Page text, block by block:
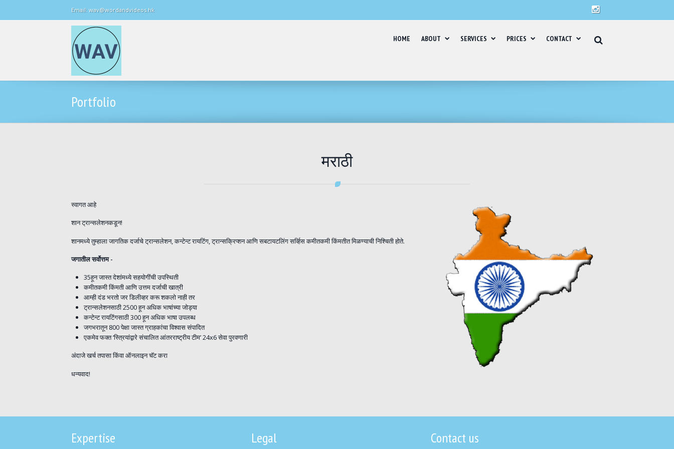
Email: wav@wordandvideos.hk
HOME ABOUT SERVICES PRICES CONTACT
Portfolio
मराठी
स्वागत आहे
शान ट्रान्सलेशनकडून!
शानमध्ये तुम्हाला जागतिक दर्जाचे ट्रान्सलेशन, कन्टेन्ट रायटिंग, ट्रान्सक्रिप्शन आणि सबटायटलिंग सर्व्हिस कमीतकमी किंमतीत मिळण्याची निश्चिती होते.
जगातील सर्वोत्तम -
35हून जास्त देशांमध्ये सहयोगींची उपस्थिती
कमीतकमी किंमती आणि उत्तम दर्जाची खात्री
आम्ही दंड भरतो जर डिलीव्हर करू शकलो नाही तर
ट्रान्सलेशनसाठी 2500 हून अधिक भाषांच्या जोड्या
कन्टेन्ट रायटिंगसाठी 300 हून अधिक भाषा उपलब्ध
जगभरातून 800 पेक्षा जास्त ग्राहकांचा विश्वास संपादित
एकमेव फक्त ‘स्त्रियांद्वारे संचालित आंतरराष्ट्रीय टीम’ 24x6 सेवा पुरवणारी
अंदाजे खर्च तपासा किंवा ऑनलाइन चॅट करा
धन्यवाद!
Expertise Legal Contact us